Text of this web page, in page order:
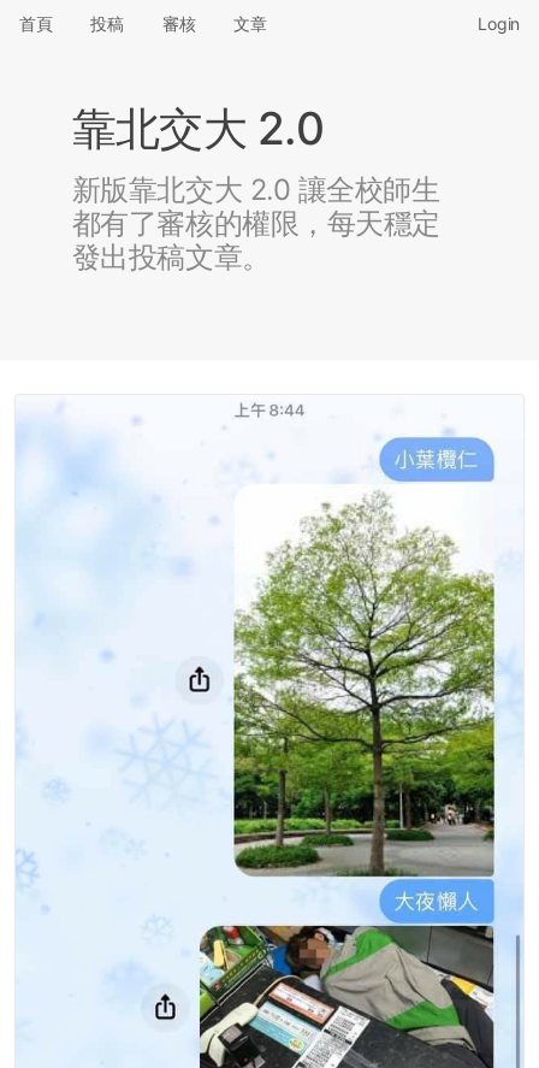
首頁 投稿 審核 文章 Login
靠北交大 2.0
新版靠北交大 2.0 讓全校師生
都有了審核的權限，每天穩定
發出投稿文章。